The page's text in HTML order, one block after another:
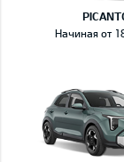
Начиная от